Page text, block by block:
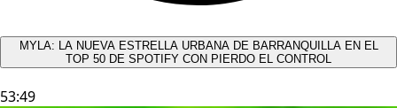
MYLA: LA NUEVA ESTRELLA URBANA DE BARRANQUILLA EN EL
TOP 50 DE SPOTIFY CON PIERDO EL CONTROL
53:49